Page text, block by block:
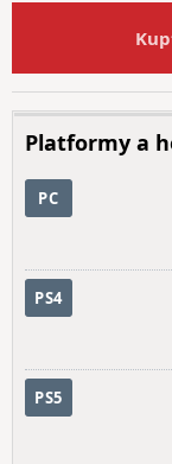
Platformy a
PC
PS4
PS5